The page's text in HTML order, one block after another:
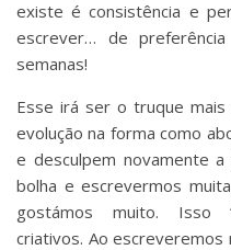
existe é consistência e
escrever… de
semanas!
Esse irá ser o truque
evolução na forma como
e desculpem novamente
bolha e escrevermos
gostámos muito. Isso
criativos. Ao escreveremos